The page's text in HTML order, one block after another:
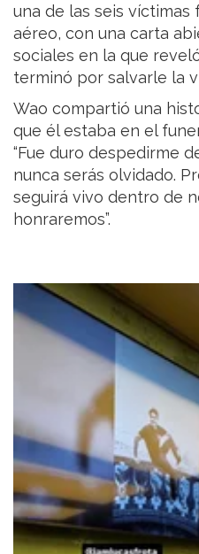
una de las seis víctimas
aéreo, con una carta
sociales en la que
terminó por salvarle la
Wao compartió una
que él estaba en el
“Fue duro despedirme
nunca serás olvidado.
seguirá vivo dentro de
honraremos”.